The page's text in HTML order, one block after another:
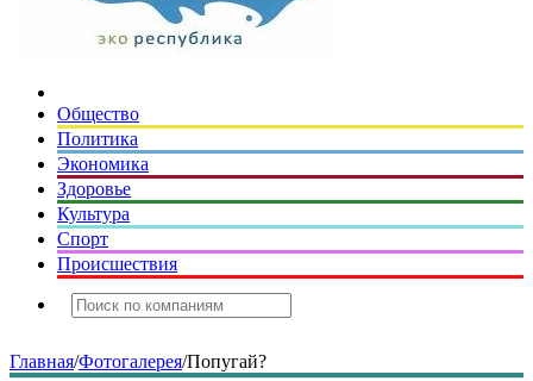
Общество
Политика
Экономика
Здоровье
Культура
Спорт
Происшествия
Главная/Фотогалерея/Попугай?